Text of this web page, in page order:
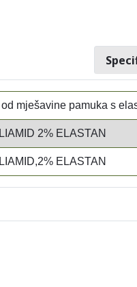
mješavine pamuka s
2% ELASTAN
ELASTAN